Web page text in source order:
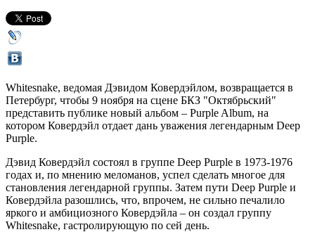
Whitesnake, ведомая Дэвидом Ковердэйлом, возвращается в
Петербург, чтобы 9 ноября на сцене БКЗ "Октябрьский"
представить публике новый альбом – Purple Album, на
котором Ковердэйл отдает дань уважения легендарным Deep
Purple.
Дэвид Ковердэйл состоял в группе Deep Purple в 1973-1976
годах и, по мнению меломанов, успел сделать многое для
становления легендарной группы. Затем пути Deep Purple и
Ковердэйла разошлись, что, впрочем, не сильно печалило
яркого и амбициозного Ковердэйла – он создал группу
Whitesnake, гастролирующую по сей день.